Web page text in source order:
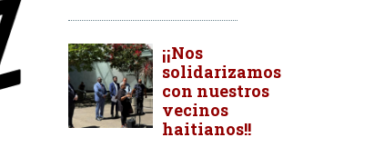
¡¡Nos
solidarizamos
con nuestros
vecinos
haitianos!!